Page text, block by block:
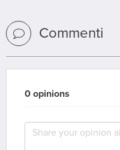
Commenti
0 opinions